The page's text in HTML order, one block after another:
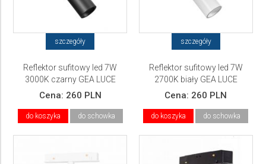
szczegóły
Reflektor sufitowy led 7W
3000K czarny GEA LUCE
Cena: 260 PLN
do koszyka do schowka
szczegóły
Reflektor sufitowy led 7W
2700K biały GEA LUCE
Cena: 260 PLN
do koszyka do schowka